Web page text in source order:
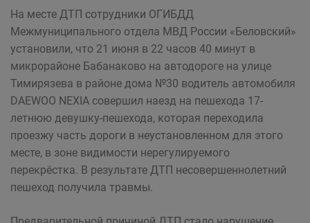
На месте ДТП сотрудники ОГИБДД
Межмуниципального отдела МВД России «Беловский»
установили, что 21 июня в 22 часов 40 минут в
микрорайоне Бабанаково на автодороге на улице
Тимирязева в районе дома №30 водитель автомобиля
DAEWOO NEXIA совершил наезд на пешехода 17-
летнюю девушку-пешехода, которая переходила
проезжу часть дороги в неустановленном для этого
месте, в зоне видимости нерегулируемого
перекрёстка. В результате ДТП несовершеннолетний
пешеход получила травмы.